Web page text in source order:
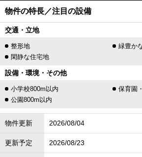
物件の特長／注目の設備
交通・立地
整形地
緑豊か
閑静な住宅地
設備・環境・その他
小学校800m以内
保育園
公園800m以内
物件更新 2026/08/04
更新予定 2026/08/23